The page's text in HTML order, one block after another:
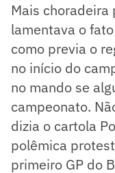
Mais choradeira
lamentava o
como previa o
no início do
no mando se
campeonato.
dizia o cartola
polêmica
primeiro GP do